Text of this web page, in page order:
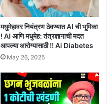
मधुमेहावर नियंत्रण ठेवण्यात AI ची भूमिका
! AI आणि मधुमेह: तंत्रज्ञानाची मदत
आपल्या आरोग्यासाठी !! Ai Diabetes
May 26, 2025